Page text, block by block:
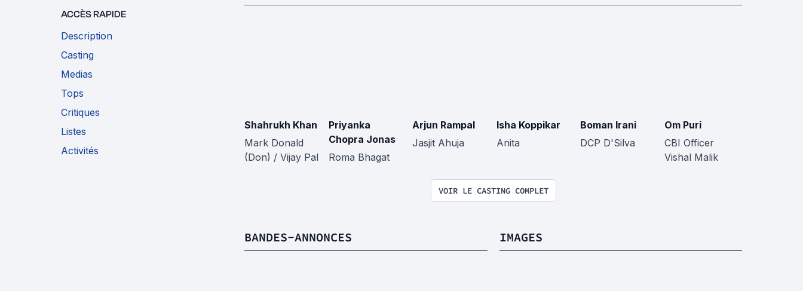
ACCÈS RAPIDE
Description
Casting
Medias
Tops
Critiques
Listes
Activités
Shahrukh Khan
Mark Donald
(Don) / Vijay Pal
Priyanka
Chopra Jonas
Roma Bhagat
Arjun Rampal
Jasjit Ahuja
Isha Koppikar
Anita
Boman Irani
DCP D'Silva
Om Puri
CBI Officer
Vishal Malik
VOIR LE CASTING COMPLET
BANDES-ANNONCES IMAGES